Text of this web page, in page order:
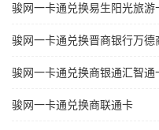
骏网一卡通兑换易生阳光旅游
骏网一卡通兑换晋商银行万德
骏网一卡通兑换商银通汇智通
骏网一卡通兑换商联通卡